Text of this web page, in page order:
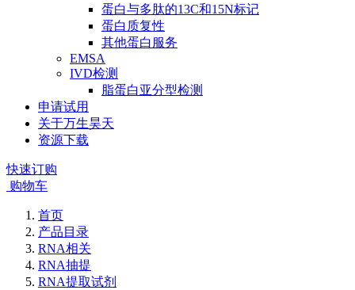
蛋白与多肽的13C和15N标记
蛋白质复性
其他蛋白服务
EMSA
IVD检测
脂蛋白亚分型检测
申请试用
关于万生昊天
资源下载
快速订购
购物车
首页
产品目录
RNA相关
RNA抽提
RNA提取试剂